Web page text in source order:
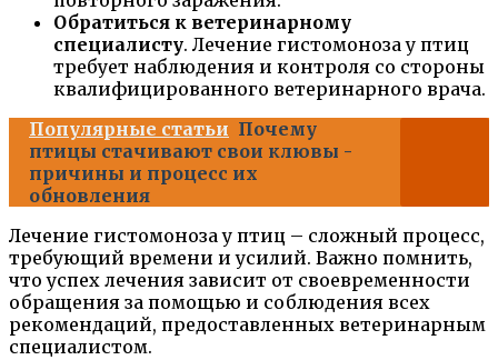
Обратиться к ветеринарному
специалисту. Лечение гистомоноза у птиц
требует наблюдения и контроля со стороны
квалифицированного ветеринарного врача.
Популярные статьи Почему
птицы стачивают свои клювы -
причины и процесс их
обновления
Лечение гистомоноза у птиц – сложный процесс,
требующий времени и усилий. Важно помнить,
что успех лечения зависит от своевременности
обращения за помощью и соблюдения всех
рекомендаций, предоставленных ветеринарным
специалистом.